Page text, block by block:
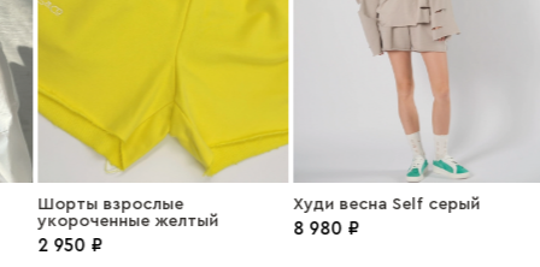
Шорты взрослые
укороченные желтый
2 950 ₽
Худи весна Self серый
8 980 ₽